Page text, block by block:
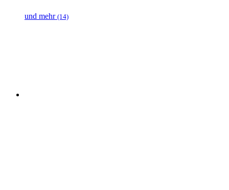
und mehr (14)